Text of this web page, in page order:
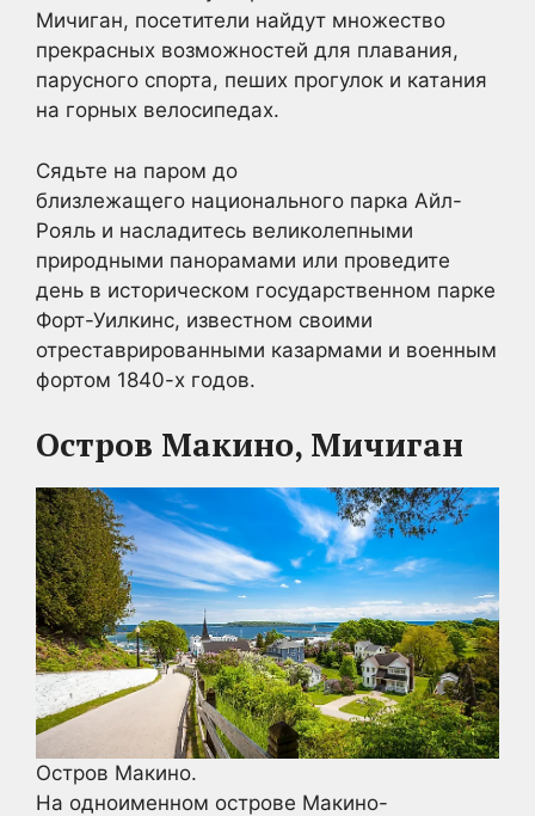
Мичиган, посетители найдут множество
прекрасных возможностей для плавания,
парусного спорта, пеших прогулок и катания
на горных велосипедах.
Сядьте на паром до
близлежащего национального парка Айл-
Рояль и насладитесь великолепными
природными панорамами или проведите
день в историческом государственном парке
Форт-Уилкинс, известном своими
отреставрированными казармами и военным
фортом 1840-х годов.
Остров Макино, Мичиган
Остров Макино.
На одноименном острове Макино-